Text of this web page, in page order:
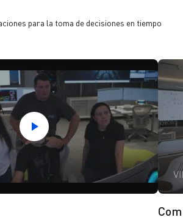
para la toma de decisiones en tiempo